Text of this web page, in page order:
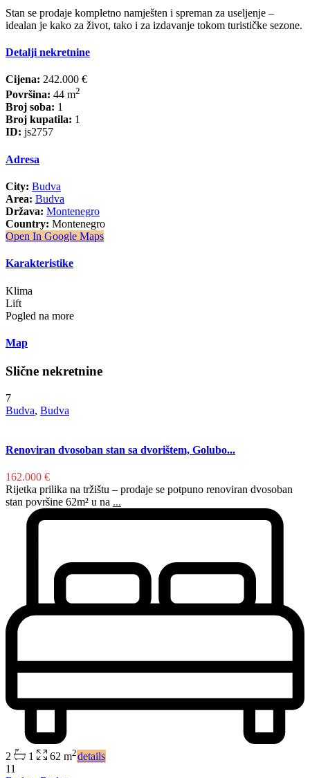
Stan se prodaje kompletno namješten i spreman za useljenje –
idealan je kako za život, tako i za izdavanje tokom turističke sezone.
Detalji nekretnine
Cijena: 242.000 €
Površina: 44 m2
Broj soba: 1
Broj kupatila: 1
ID: js2757
Adresa
City: Budva
Area: Budva
Država: Montenegro
Country: Montenegro
Open In Google Maps
Karakteristike
Klima
Lift
Pogled na more
Map
Slične nekretnine
7
Budva, Budva
Renoviran dvosoban stan sa dvorištem, Golubo...
162.000 €
Rijetka prilika na tržištu – prodaje se potpuno renoviran dvosoban
stan površine 62m² u na ...
2 1 62 m2details
11